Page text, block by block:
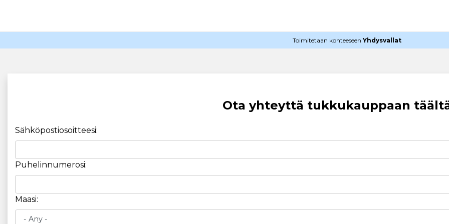
Toimitetaan kohteeseen Yhdysvallat
Ota yhteyttä tukkukauppaan
Sähköpostiosoitteesi:
Puhelinnumerosi:
Maasi: